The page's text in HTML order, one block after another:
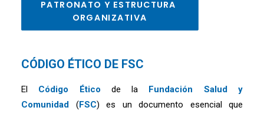
PATRONATO Y ESTRUCTURA
ORGANIZATIVA
CÓDIGO ÉTICO DE FSC
El Código Ético de la Fundación Salud y
Comunidad (FSC) es un documento esencial que